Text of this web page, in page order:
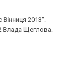
2013".
Влада Щеглова.